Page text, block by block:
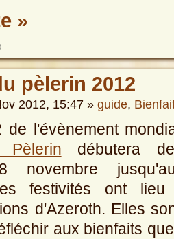
»
)
pèlerin 2012
2012, 15:47 » guide,
de l'évènement
débutera
novembre
festivités ont lieu
d'Azeroth. Elles
aux bienfaits